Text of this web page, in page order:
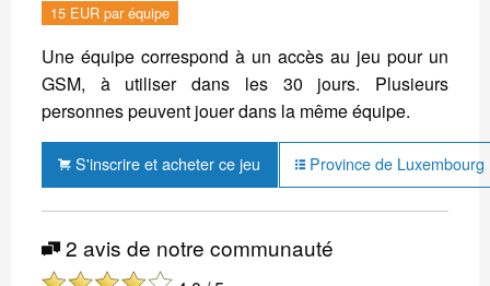
15 EUR par équipe
Une équipe correspond à un accès au jeu pour un
GSM, à utiliser dans les 30 jours. Plusieurs
personnes peuvent jouer dans la même équipe.
S'inscrire et acheter ce jeu Province de
2 avis de notre communauté